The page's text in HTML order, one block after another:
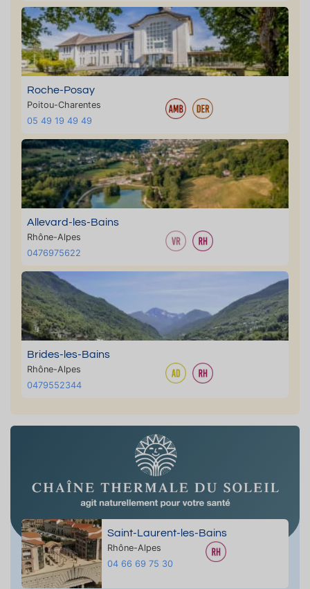
Roche-Posay
Poitou-Charentes
05 49 19 49 49
Allevard-les-Bains
Rhône-Alpes
0476975622
Brides-les-Bains
Rhône-Alpes
0479552344
Saint-Laurent-les-Bains
Rhône-Alpes
04 66 69 75 30